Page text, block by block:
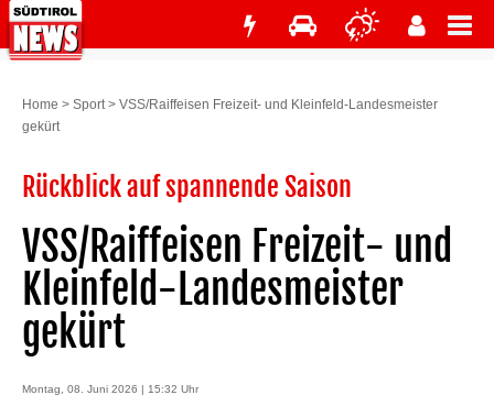
Home > Sport> VSS/Raiffeisen Freizeit- und Kleinfeld-Landesmeister
gekürt
Rückblick auf spannende Saison
VSS/Raiffeisen Freizeit- und
Kleinfeld-Landesmeister
gekürt
Montag, 08. Juni 2026 | 15:32 Uhr